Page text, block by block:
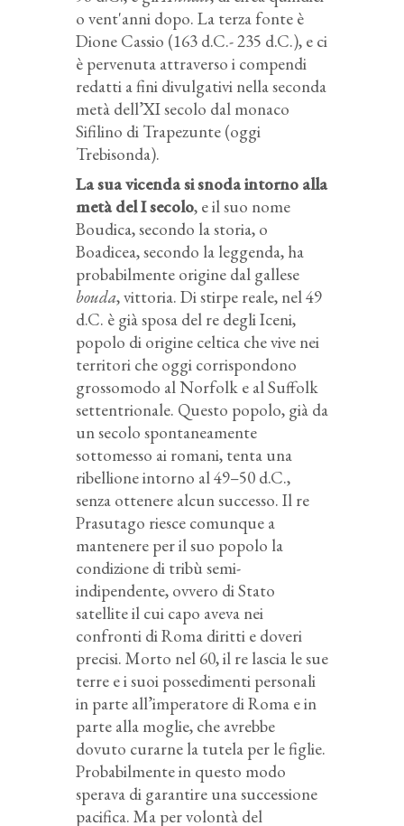
o vent'anni dopo. La terza fonte è
Dione Cassio (163 d.C.- 235 d.C.), e ci
è pervenuta attraverso i compendi
redatti a fini divulgativi nella seconda
metà dell’XI secolo dal monaco
Sifilino di Trapezunte (oggi
Trebisonda).
La sua vicenda si snoda intorno alla
metà del I secolo, e il suo nome
Boudica, secondo la storia, o
Boadicea, secondo la leggenda, ha
probabilmente origine dal gallese
bouda, vittoria. Di stirpe reale, nel 49
d.C. è già sposa del re degli Iceni,
popolo di origine celtica che vive nei
territori che oggi corrispondono
grossomodo al Norfolk e al Suffolk
settentrionale. Questo popolo, già da
un secolo spontaneamente
sottomesso ai romani, tenta una
ribellione intorno al 49–50 d.C.,
senza ottenere alcun successo. Il re
Prasutago riesce comunque a
mantenere per il suo popolo la
condizione di tribù semi-
indipendente, ovvero di Stato
satellite il cui capo aveva nei
confronti di Roma diritti e doveri
precisi. Morto nel 60, il re lascia le sue
terre e i suoi possedimenti personali
in parte all’imperatore di Roma e in
parte alla moglie, che avrebbe
dovuto curarne la tutela per le figlie.
Probabilmente in questo modo
sperava di garantire una successione
pacifica. Ma per volontà del